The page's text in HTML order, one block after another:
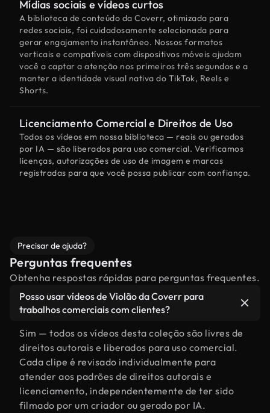
Mídias sociais e vídeos curtos
A biblioteca de conteúdo da Coverr, otimizada para
redes sociais, foi cuidadosamente selecionada para
gerar engajamento instantâneo. Nossos formatos
verticais e compatíveis com dispositivos móveis ajudam
você a captar a atenção nos primeiros três segundos e a
manter a identidade visual nativa do TikTok, Reels e
Shorts.
Licenciamento Comercial e Direitos de Uso
Todos os vídeos em nossa biblioteca — reais ou gerados
por IA — são liberados para uso comercial. Verificamos
licenças, autorizações de uso de imagem e marcas
registradas para que você possa publicar com confiança.
Precisar de ajuda?
Perguntas frequentes
Obtenha respostas rápidas para perguntas frequentes.
Posso usar vídeos de Violão da Coverr para
trabalhos comerciais com clientes?
Sim — todos os vídeos desta coleção são livres de
direitos autorais e liberados para uso comercial.
Cada clipe é revisado individualmente para
atender aos padrões de direitos autorais e
licenciamento, independentemente de ter sido
filmado por um criador ou gerado por IA.